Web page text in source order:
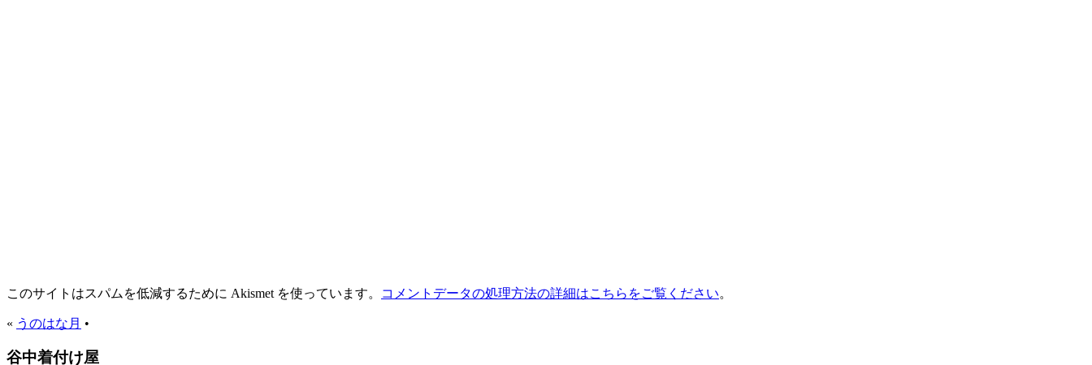
このサイトはスパムを低減するために Akismet を使っています。 コメントデータの処理方法の詳細はこちらをご覧ください。
« うのはな月 •
谷中着付け屋